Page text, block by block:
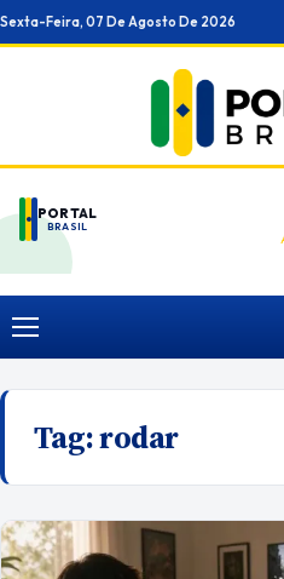
Ir
para
Sexta-Feira, 07 De Agosto De 2026
PORTAL
BRASIL
Menu
Tag:rodar